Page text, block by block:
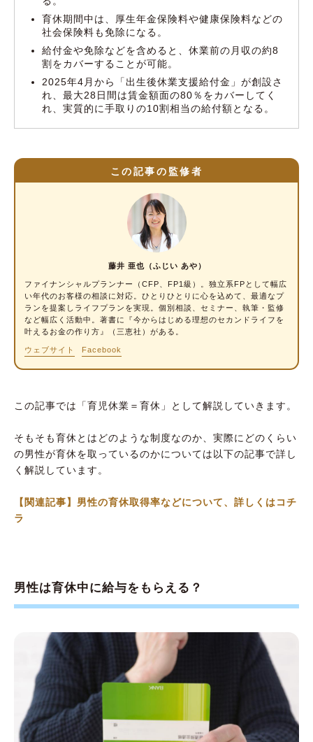
育休期間中は、厚生年金保険料や健康保険料などの
社会保険料も免除になる。
給付金や免除などを含めると、休業前の月収の約8
割をカバーすることが可能。
2025年4月から「出生後休業支援給付金」が創設さ
れ、最大28日間は賃金額面の80％をカバーしてく
れ、実質的に手取りの10割相当の給付額となる。
この記事の監修者
藤井 亜也（ふじい あや）
ファイナンシャルプランナー
（CFP、FP1級）。独立系FPとして幅広
い年代のお客様の相談に対応。ひとりひとりに心を込めて、最適なプ
ランを提案しライフプランを実現。個別相談、セミナー、執筆・監修
など幅広く活動中。著書に『今からはじめる理想のセカンドライフを
叶えるお金の作り方』（三恵社）がある。
ウェブサイト Facebook
この記事では「育児休業＝育休」として解説していきます。
そもそも育休とはどのような制度なのか、実際にどのくらい
の男性が育休を取っているのかについては以下の記事で詳し
く解説しています。
【関連記事】男性の育休取得率などについて、詳しくはコチ
ラ
男性は育休中に給与をもらえる？